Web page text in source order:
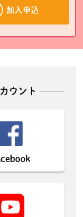
加入申込
ウント